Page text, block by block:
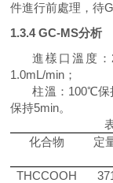
件進行前處理，待
1.3.4 GC-MS分析
進樣口溫度：
1.0mL/min；
柱溫：100℃保
保持5min。
化合物
定
THCCOOH